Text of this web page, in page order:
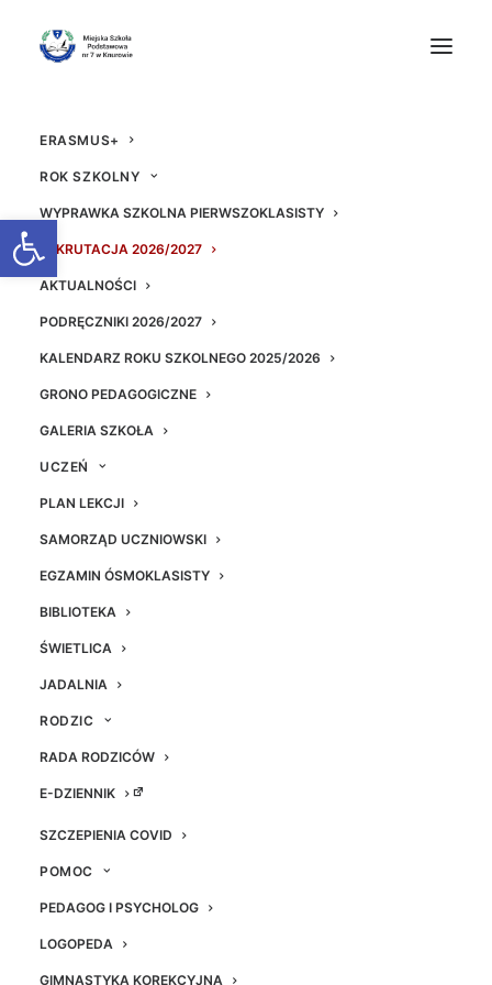
Otwórz pasek narzędzi
ERASMUS+
ROK SZKOLNY
WYPRAWKA SZKOLNA PIERWSZOKLASISTY
REKRUTACJA 2026/2027
AKTUALNOŚCI
PODRĘCZNIKI 2026/2027
KALENDARZ ROKU SZKOLNEGO 2025/2026
GRONO PEDAGOGICZNE
GALERIA SZKOŁA
UCZEŃ
PLAN LEKCJI
SAMORZĄD UCZNIOWSKI
EGZAMIN ÓSMOKLASISTY
BIBLIOTEKA
ŚWIETLICA
JADALNIA
RODZIC
RADA RODZICÓW
E-DZIENNIK
SZCZEPIENIA COVID
POMOC
PEDAGOG I PSYCHOLOG
LOGOPEDA
GIMNASTYKA KOREKCYJNA
KANGUR 2019
21 marca, w czwartek odbyła
się kolejna edycja
Międzynarodowego Konkursu
2019
W konkursie wzięło udział 58
osób:
– 16 uczniów w kategorii